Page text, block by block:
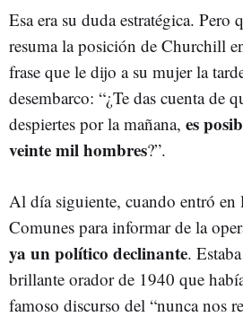
Esa era su duda estratégica. Pero
resuma la posición de Churchill
frase que le dijo a su mujer la
desembarco: “¿Te das cuenta de
despiertes por la mañana, es
veinte mil hombres?”.
Al día siguiente, cuando entró en
Comunes para informar de la
ya un político declinante.
brillante orador de 1940 que
famoso discurso del “nunca nos